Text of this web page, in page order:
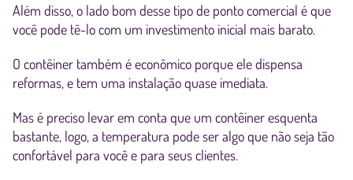
Além disso, o lado bom desse tipo de ponto comercial é que
você pode tê-lo com um investimento inicial mais barato.
O contêiner também é econômico porque ele dispensa
reformas, e tem uma instalação quase imediata.
Mas é preciso levar em conta que um contêiner esquenta
bastante, logo, a temperatura pode ser algo que não seja tão
confortável para você e para seus clientes.